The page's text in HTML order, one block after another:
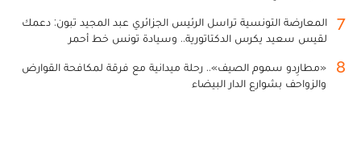
7
المعارضة التونسية تراسل الرئيس الجزائري عبد المجيد تبون: دعمك
لقيس سعيد يكرس الدكتاتورية.. وسيادة تونس خط أحمر
8
«مطارِدو سموم الصيف».. رحلة ميدانية مع فرقة لمكافحة القوارض
والزواحف بشوارع الدار البيضاء